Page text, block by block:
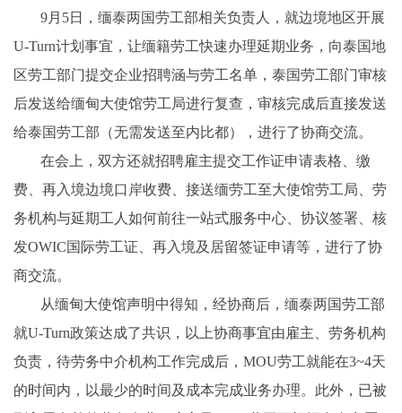
9月5日，缅泰两国劳工部相关负责人，就边境地区开展
U-Turn计划事宜，让缅籍劳工快速办理延期业务，向泰国地
区劳工部门提交企业招聘涵与劳工名单，泰国劳工部门审核
后发送给缅甸大使馆劳工局进行复查，审核完成后直接发送
给泰国劳工部（无需发送至内比都），进行了协商交流。
在会上，双方还就招聘雇主提交工作证申请表格、缴
费、再入境边境口岸收费、接送缅劳工至大使馆劳工局、劳
务机构与延期工人如何前往一站式服务中心、协议签署、核
发OWIC国际劳工证、再入境及居留签证申请等，进行了协
商交流。
从缅甸大使馆声明中得知，经协商后，缅泰两国劳工部
就U-Turn政策达成了共识，以上协商事宜由雇主、劳务机构
负责，待劳务中介机构工作完成后，MOU劳工就能在3~4天
的时间内，以最少的时间及成本完成业务办理。此外，已被